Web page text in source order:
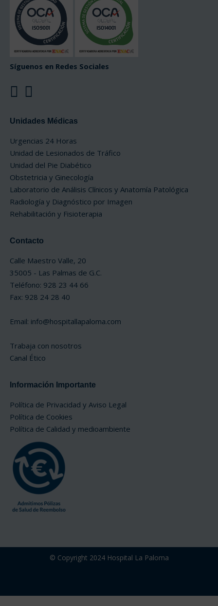
Síguenos en Redes Sociales
Unidades Médicas
Urgencias 24 Horas
Unidad de Lesionados de Tráfico
Unidad del Pie Diabético
Obstetricia y Ginecología
Laboratorio de Análisis Clínicos y Anatomía Patológica
Radiología y Diagnóstico por Imagen
Rehabilitación y Fisioterapia
Contacto
Calle Maestro Valle, 20
35005 - Las Palmas de G.C.
Teléfono: 928 23 44 66
Fax: 928 24 28 40
Email: info@hospitallapaloma.com
Trabaja con nosotros
Canal Ético
Información Importante
Política de Privacidad y Aviso Legal
Política de Cookies
Política de Calidad y medioambiente
© Copyright 2024 Hospital La Paloma